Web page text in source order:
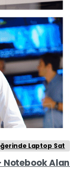
Laptop Sat